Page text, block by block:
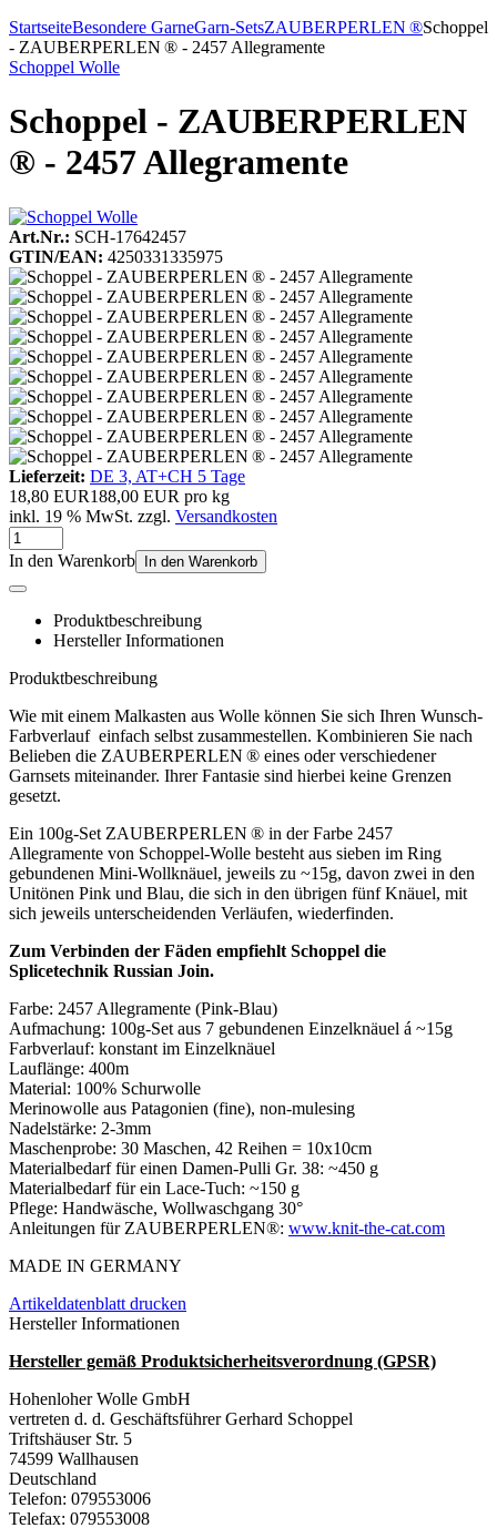
StartseiteBesondere GarneGarn-SetsZAUBERPERLEN ®Schoppel
- ZAUBERPERLEN ® - 2457 Allegramente
Schoppel Wolle
Schoppel - ZAUBERPERLEN
® - 2457 Allegramente
Art.Nr.: SCH-17642457
GTIN/EAN: 4250331335975
Lieferzeit: DE 3, AT+CH 5 Tage
18,80 EUR188,00 EUR pro kg
inkl. 19 % MwSt. zzgl. Versandkosten
In den Warenkorb In den Warenkorb
Produktbeschreibung
Hersteller Informationen
Produktbeschreibung
Wie mit einem Malkasten aus Wolle können Sie sich Ihren Wunsch-
Farbverlauf einfach selbst zusammestellen. Kombinieren Sie nach
Belieben die ZAUBERPERLEN ® eines oder verschiedener
Garnsets miteinander. Ihrer Fantasie sind hierbei keine Grenzen
gesetzt.
Ein 100g-Set ZAUBERPERLEN ® in der Farbe 2457
Allegramente von Schoppel-Wolle besteht aus sieben im Ring
gebundenen Mini-Wollknäuel, jeweils zu ~15g, davon zwei in den
Unitönen Pink und Blau, die sich in den übrigen fünf Knäuel, mit
sich jeweils unterscheidenden Verläufen, wiederfinden.
Zum Verbinden der Fäden empfiehlt Schoppel die
Splicetechnik Russian Join.
Farbe: 2457 Allegramente (Pink-Blau)
Aufmachung: 100g-Set aus 7 gebundenen Einzelknäuel á ~15g
Farbverlauf: konstant im Einzelknäuel
Lauflänge: 400m
Material: 100% Schurwolle
Merinowolle aus Patagonien (fine), non-mulesing
Nadelstärke: 2-3mm
Maschenprobe: 30 Maschen, 42 Reihen = 10x10cm
Materialbedarf für einen Damen-Pulli Gr. 38: ~450 g
Materialbedarf für ein Lace-Tuch: ~150 g
Pflege: Handwäsche, Wollwaschgang 30°
Anleitungen für ZAUBERPERLEN®: www.knit-the-cat.com
MADE IN GERMANY
Artikeldatenblatt drucken
Hersteller Informationen
Hersteller gemäß Produktsicherheitsverordnung (GPSR)
Hohenloher Wolle GmbH
vertreten d. d. Geschäftsführer Gerhard Schoppel
Triftshäuser Str. 5
74599 Wallhausen
Deutschland
Telefon: 079553006
Telefax: 079553008